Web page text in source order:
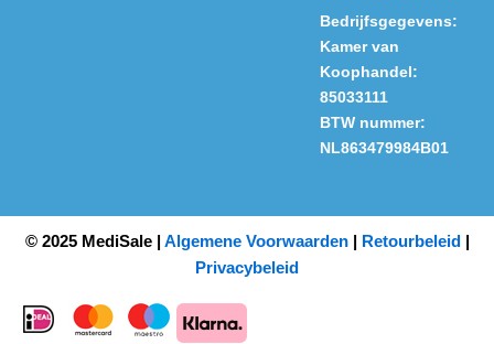
Bedrijfsgegevens:
Kamer van
Koophandel:
85033111
BTW nummer:
NL863479984B01
© 2025 MediSale | Algemene Voorwaarden| Retourbeleid
Privacybeleid